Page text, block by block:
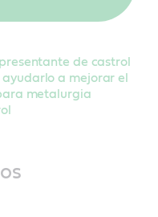
de castrol
a mejorar el
metalurgia